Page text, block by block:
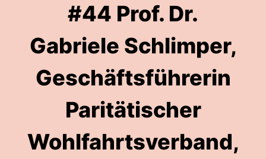
#44 Prof. Dr.
Gabriele Schlimper,
Geschäftsführerin
Paritätischer
Wohlfahrtsverband,